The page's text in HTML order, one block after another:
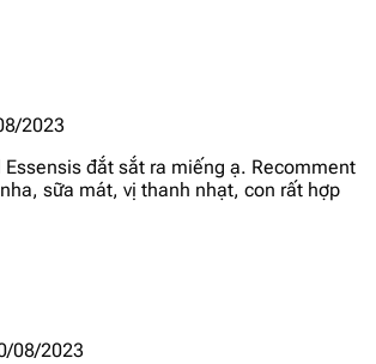
88 mg
2023
đắt sắt ra miếng ạ. Recomment
sữa mát, vị thanh nhạt, con rất hợp
08/2023